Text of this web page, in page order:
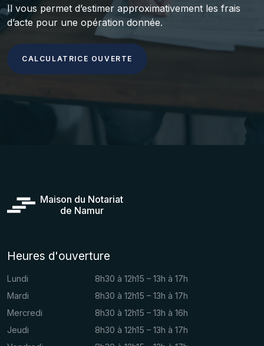
Il vous permet d’estimer approximativement les frais
d’acte pour une opération donnée.
CALCULATRICE OUVERTE
Maison du Notariat
de Namur
Heures d'ouverture
Lundi
8h30 à 12h15 – 13h à 17h
Mardi
8h30 à 12h15 – 13h à 17h
Mercredi
8h30 à 12h15 – 13h à 16h
Jeudi
8h30 à 12h15 – 13h à 17h